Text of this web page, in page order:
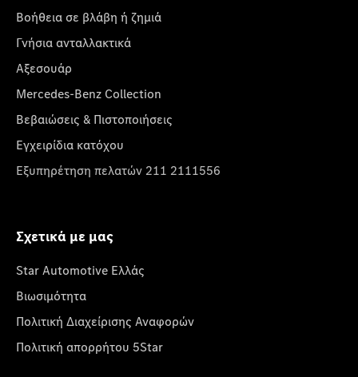
Βοήθεια σε βλάβη ή ζημιά
Γνήσια ανταλλακτικά
Αξεσουάρ
Mercedes-Benz Collection
Βεβαιώσεις & Πιστοποιήσεις
Εγχειρίδια κατόχου
Εξυπηρέτηση πελατών 211 2111556
Σχετικά με μας
Star Automotive Ελλάς
Βιωσιμότητα
Πολιτική Διαχείρισης Αναφορών
Πολιτική απορρήτου 5Star